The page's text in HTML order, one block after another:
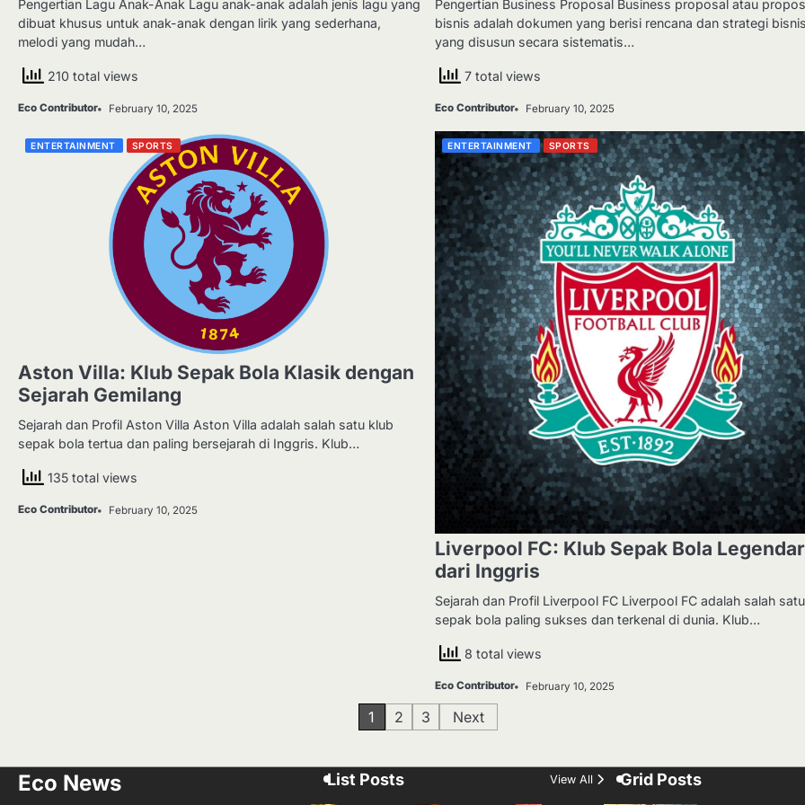
Pengertian Lagu Anak-Anak Lagu anak-anak adalah jenis lagu yang
dibuat khusus untuk anak-anak dengan lirik yang sederhana,
melodi yang mudah…
210 total views
Eco Contributor February 10, 2025
Pengertian Business Proposal Business proposal atau
bisnis adalah dokumen yang berisi rencana dan strategi
yang disusun secara sistematis…
7 total views
Eco Contributor February 10, 2025
ENTERTAINMENT SPORTS
Aston Villa: Klub Sepak Bola Klasik dengan
Sejarah Gemilang
Sejarah dan Profil Aston Villa Aston Villa adalah salah satu klub
sepak bola tertua dan paling bersejarah di Inggris. Klub…
135 total views
Eco Contributor February 10, 2025
ENTERTAINMENT SPORTS
Liverpool FC: Klub Sepak Bola
dari Inggris
Sejarah dan Profil Liverpool FC Liverpool FC adalah salah
sepak bola paling sukses dan terkenal di dunia. Klub…
8 total views
Eco Contributor February 10, 2025
1 2 3 Next
Eco News List Posts View All Grid Posts